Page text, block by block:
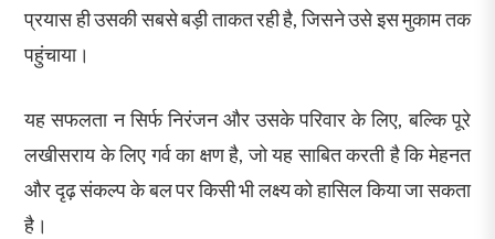
प्रयास ही उसकी सबसे बड़ी ताकत रही है, जिसने उसे इस मुकाम तक
पहुंचाया।
यह सफलता न सिर्फ निरंजन और उसके परिवार के लिए, बल्कि पूरे
लखीसराय के लिए गर्व का क्षण है, जो यह साबित करती है कि मेहनत
और दृढ़ संकल्प के बल पर किसी भी लक्ष्य को हासिल किया जा सकता
है।